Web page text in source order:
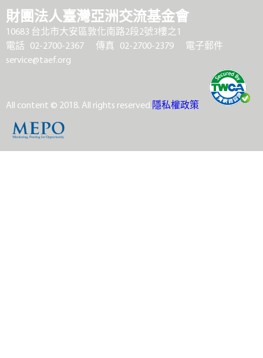
財團法人臺灣亞洲交流基金會
10683 台北市大安區敦化南路2段2號3樓之1
電話 02-2700-2367
傳真 02-2700-2379
電子郵件
service@taef.org
All content © 2018. All rights reserved.隱私權政策